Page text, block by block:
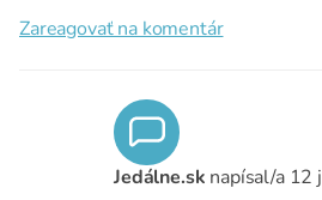
Zareagovať na komentár
Jedálne.sk napísal/a 12